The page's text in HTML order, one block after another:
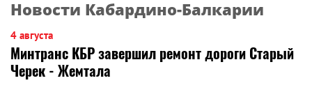
Новости Кабардино-Балкарии
4 августа
Минтранс КБР завершил ремонт дороги Старый
Черек - Жемтала